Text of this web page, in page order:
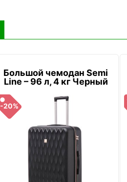
Большой чемодан Semi
Line – 96 л, 4 кг Черный
-20%